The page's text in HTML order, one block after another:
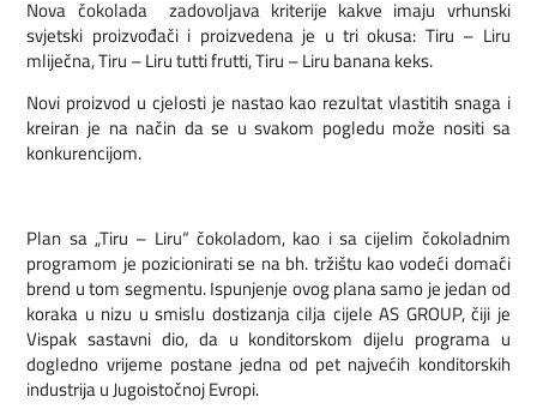
Nova čokolada zadovoljava kriterije kakve imaju vrhunski
svjetski proizvođači i proizvedena je u tri okusa: Tiru – Liru
mliječna, Tiru – Liru tutti frutti, Tiru – Liru banana keks.
Novi proizvod u cjelosti je nastao kao rezultat vlastitih snaga i
kreiran je na način da se u svakom pogledu može nositi sa
konkurencijom.
Plan sa „Tiru – Liru“ čokoladom, kao i sa cijelim čokoladnim
programom je pozicionirati se na bh. tržištu kao vodeći domaći
brend u tom segmentu. Ispunjenje ovog plana samo je jedan od
koraka u nizu u smislu dostizanja cilja cijele AS GROUP, čiji je
Vispak sastavni dio, da u konditorskom dijelu programa u
dogledno vrijeme postane jedna od pet najvećih konditorskih
industrija u Jugoistočnoj Evropi.